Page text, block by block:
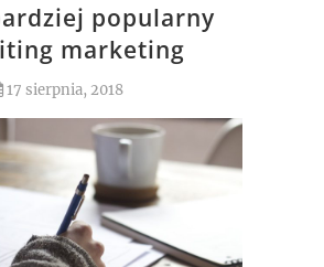
popularny
marketing
17 sierpnia, 2018